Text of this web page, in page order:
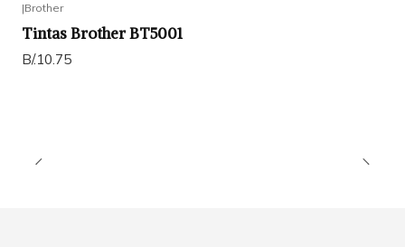
|Brother
Tintas Brother BT5001
B/.10.75